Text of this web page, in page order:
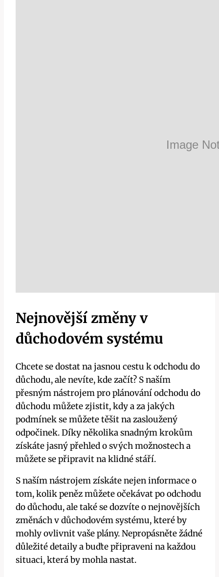
Nejnovější změny v
důchodovém systému
Chcete se dostat na jasnou cestu k odchodu do
důchodu, ale nevíte, kde začít? S naším
přesným nástrojem pro plánování odchodu do
důchodu můžete zjistit, kdy a za jakých
podmínek se můžete těšit na zasloužený
odpočinek. Díky několika snadným krokům
získáte jasný přehled o svých možnostech a
můžete se připravit na klidné stáří.
S naším nástrojem získáte nejen informace o
tom, kolik peněz můžete očekávat po odchodu
do důchodu, ale také se dozvíte o nejnovějších
změnách v důchodovém systému, které by
mohly ovlivnit vaše plány. Nepropásněte žádné
důležité detaily a buďte připraveni na každou
situaci, která by mohla nastat.